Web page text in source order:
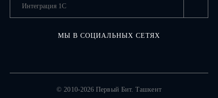
МЫ В СОЦИАЛЬНЫХ СЕТЯХ
© 2010-2026 Первый Бит. Ташкент